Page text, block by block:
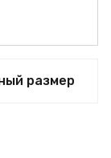
размер